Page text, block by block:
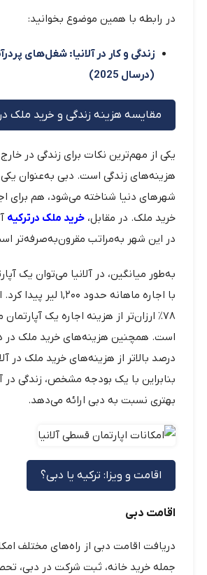
در رابطه با همین موضوع بخوانید:
زندگی و کار در آلانیا: شغل‌های
(درسال 2025)
مقایسه هزینه زندگی و خرید ملک در
یکی از مهم‌ترین نکات برای زندگی در
هزینه‌های زندگی است. دبی به‌عنوان یکی
شهرهای دنیا شناخته می‌شود، هم برای
خرید ملک. در مقابل، خرید ملک درترکیه
در این شهر به‌مراتب مقرون‌به‌صرفه‌تر
به‌طور میانگین، در آلانیا می‌توان یک
با اجاره ماهانه حدود
۷۸٪ ارزان‌تر از هزینه اجاره یک
درصد بالاتر از هزینه‌های خرید ملک در
بنابراین با یک بودجه مشخص، زندگی در
بهتری نسبت به دبی ارائه می‌دهد.
اقامت و ویزا: ترکیه یا دبی؟
اقامت دبی
دریافت اقامت دبی از راه‌های مختلف
جمله خرید خانه، ثبت شرکت در دبی،